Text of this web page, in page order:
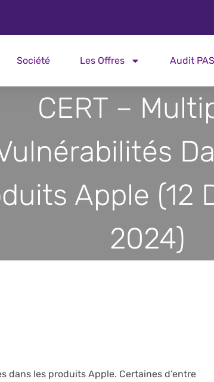
Société Les Offres Audit
CERT –
Apple (12
2024)
dans les produits Apple. Certaines d’entre